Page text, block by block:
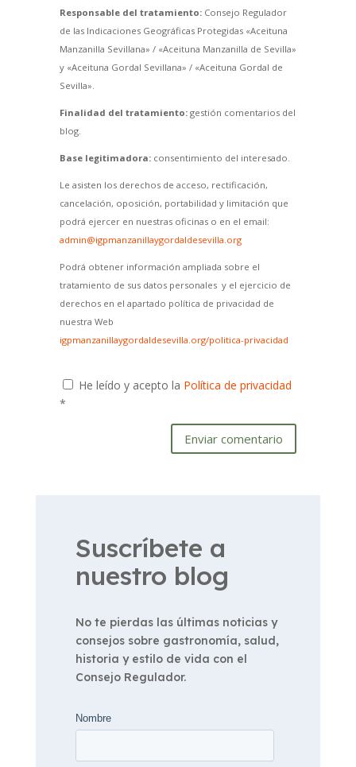
Responsable del tratamiento:Consejo Regulador
de las Indicaciones Geográficas Protegidas «Aceituna
Manzanilla Sevillana» / «Aceituna Manzanilla de Sevilla»
y «Aceituna Gordal Sevillana» / «Aceituna Gordal de
Sevilla».
Finalidad del tratamiento:gestión comentarios del
blog.
Base legitimadora:consentimiento del interesado.
Le asisten los derechos de acceso, rectificación,
cancelación, oposición, portabilidad y limitación que
podrá ejercer en nuestras oficinas o en el email:
admin@igpmanzanillaygordaldesevilla.org
Podrá obtener información ampliada sobre el
tratamiento de sus datos personales y el ejercicio de
derechos en el apartado política de privacidad de
nuestra Web
igpmanzanillaygordaldesevilla.org/politica-privacidad
He leído y acepto la Política de privacidad
*
Enviar comentario
Suscríbete a
nuestro blog
No te pierdas las últimas noticias y
consejos sobre gastronomía, salud,
historia y estilo de vida con el
Consejo Regulador.